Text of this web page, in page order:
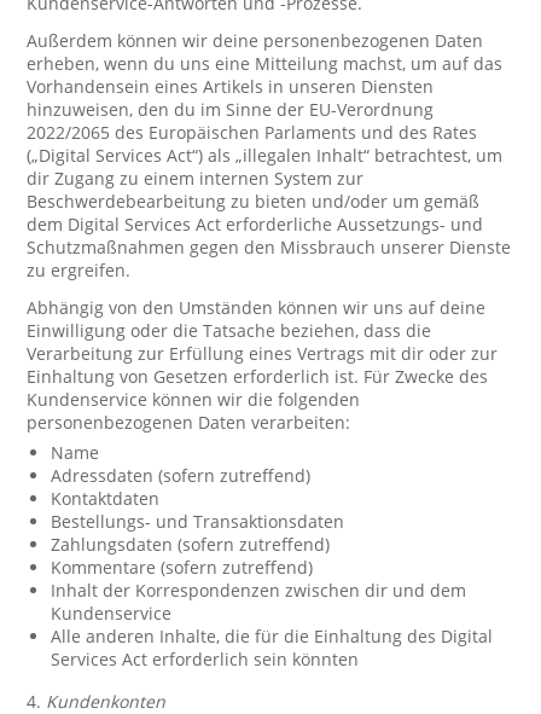
Außerdem können wir deine personenbezogenen Daten
erheben, wenn du uns eine Mitteilung machst, um auf das
Vorhandensein eines Artikels in unseren Diensten
hinzuweisen, den du im Sinne der EU-Verordnung
2022/2065 des Europäischen Parlaments und des Rates
(„Digital Services Act“) als „illegalen Inhalt“ betrachtest, um
dir Zugang zu einem internen System zur
Beschwerdebearbeitung zu bieten und/oder um gemäß
dem Digital Services Act erforderliche Aussetzungs- und
Schutzmaßnahmen gegen den Missbrauch unserer Dienste
zu ergreifen.
Abhängig von den Umständen können wir uns auf deine
Einwilligung oder die Tatsache beziehen, dass die
Verarbeitung zur Erfüllung eines Vertrags mit dir oder zur
Einhaltung von Gesetzen erforderlich ist. Für Zwecke des
Kundenservice können wir die folgenden
personenbezogenen Daten verarbeiten:
Name
Adressdaten (sofern zutreffend)
Kontaktdaten
Bestellungs- und Transaktionsdaten
Zahlungsdaten (sofern zutreffend)
Kommentare (sofern zutreffend)
Inhalt der Korrespondenzen zwischen dir und dem
Kundenservice
Alle anderen Inhalte, die für die Einhaltung des Digital
Services Act erforderlich sein könnten
4. Kundenkonten